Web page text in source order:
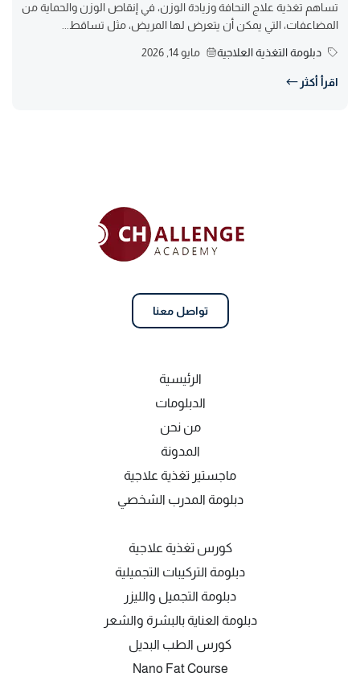
تساهم تغذية علاج النحافة وزيادة الوزن، في إنقاص الوزن والحماية من
المضاعفات، التي يمكن أن يتعرض لها المريض، مثل تساقط...
دبلومة التغذية العلاجية مايو 14, 2026
اقرأ أكثر
تواصل معنا
الرئيسية
الدبلومات
من نحن
المدونة
ماجستير تغذية علاجية
دبلومة المدرب الشخصي
كورس تغذية علاجية
دبلومة التركيبات التجميلية
دبلومة التجميل والليزر
دبلومة العناية بالبشرة والشعر
كورس الطب البديل
Nano Fat Course